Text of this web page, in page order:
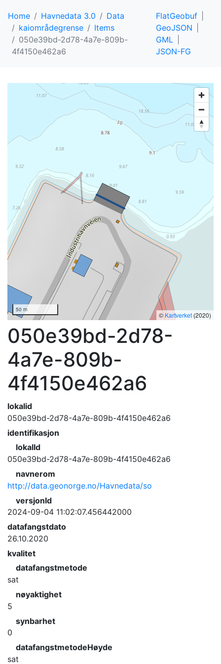
Home Havnedata 3.0
Data
kaiområdegrense
Items
050e39bd-2d78-4a7e-809b-
4f4150e462a6
FlatGeobuf
GeoJSON
GML
JSON-FG
50 m
©Kartverket (2020)
050e39bd-2d78-
4a7e-809b-
4f4150e462a6
lokalid
050e39bd-2d78-4a7e-809b-4f4150e462a6
identifikasjon
lokalId
050e39bd-2d78-4a7e-809b-4f4150e462a6
navnerom
http://data.geonorge.no/Havnedata/so
versjonId
2024-09-04 11:02:07.456442000
datafangstdato
26.10.2020
kvalitet
datafangstmetode
sat
nøyaktighet
5
synbarhet
0
datafangstmetodeHøyde
sat